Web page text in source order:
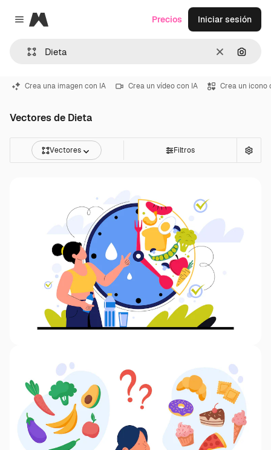
Close menu
Magnific
Borrar
Precios Iniciar sesión
Crea una imagen con IA Crea un vídeo con IA Crea un icono
Vectores de Dieta
Vectores Filtros